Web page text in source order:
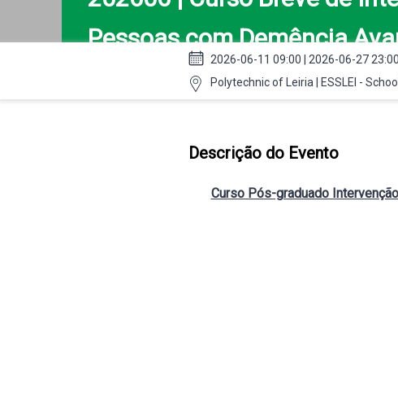
Pessoas com Demência
2026-06-11 09:00 | 2026-06-27 23:00
Polytechnic of Leiria | ESSLEI -
Descrição do Evento
Curso Pós-graduado